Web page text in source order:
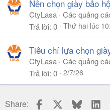
Nên chọn giày bảo
CtyLasa Các quảng
Trả lời 0 Thứ hai lúc
Tiêu chí lựa chọn
CtyLasa Các quảng
Trả lời 0 2/7/26
Share: Facebook Bluesky